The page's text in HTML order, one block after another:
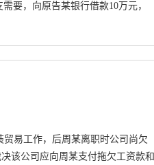
要，向原告某银行借款10万元，
贸易工作，后周某离职时公司尚欠
该公司应向周某支付拖欠工资款和